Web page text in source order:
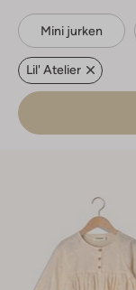
Mini jurken
Lil' Atelier